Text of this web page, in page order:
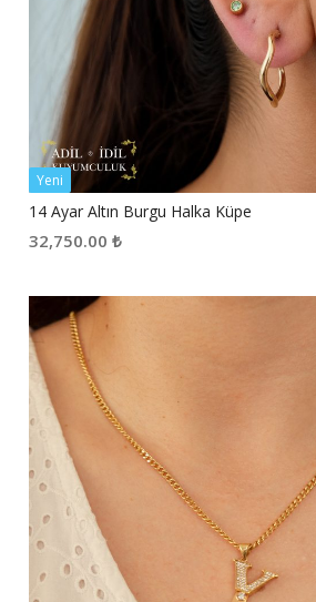
Yeni
14 Ayar Altın Burgu Halka Küpe
32,750.00 ₺